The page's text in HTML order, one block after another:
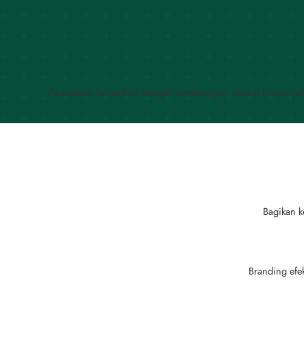
Persiapkan Ramadhan dengan membagikan jadwal
Bagikan
Branding